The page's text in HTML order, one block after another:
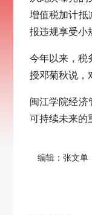
增值税加计抵
报违规享受小
今年以来，税
授邓菊秋说，
闽江学院经济
可持续未来的
编辑：张文单